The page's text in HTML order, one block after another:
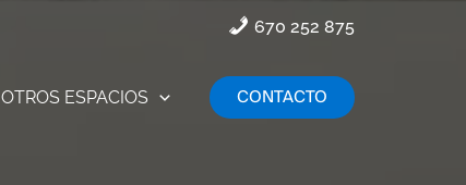
670 252 875
OTROS ESPACIOS CONTACTO